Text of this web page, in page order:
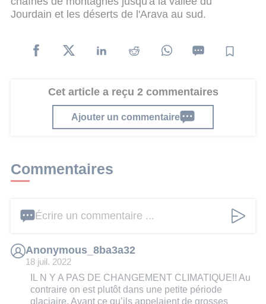
Jourdain et les déserts de l'Arava au sud.
Cet article a reçu 2 commentaires
Ajouter un commentaire
Commentaires
Écrire un commentaire ...
Anonymous_8ba3a32
18 juil. 2022
IL N Y A PAS DE CHANGEMENT CLIMATIQUE!! Au
contraire on est plutôt dans une petite période
glaciaire. Avant ce qu’ils appelaient de grosses